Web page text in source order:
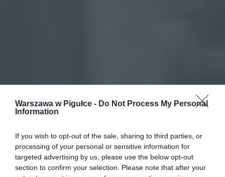
Warszawa w Pigułce - Do Not Process My Personal
Information
If you wish to opt-out of the sale, sharing to third parties, or
processing of your personal or sensitive information for
targeted advertising by us, please use the below opt-out
section to confirm your selection. Please note that after your